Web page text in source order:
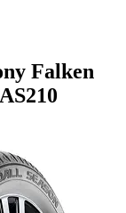
Falken